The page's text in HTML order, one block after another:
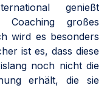
genießt
Coaching großes
wird es besonders
ist es, dass diese
noch nicht die
erhält, die sie